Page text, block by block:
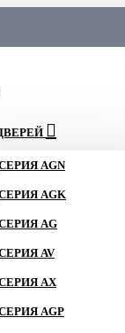
AGN
AGK
AG
AV
AX
AGP